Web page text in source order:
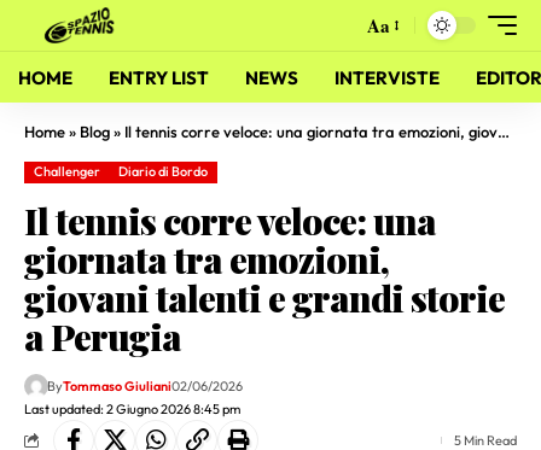
Aa
HOME ENTRY LIST NEWS INTERVISTE
Home» Blog» Il tennis corre veloce: una giornata tra emozioni, giovani talenti e grandi storie a Perugia
Challenger Diario di Bordo
Il tennis corre veloce: una
giornata tra emozioni,
giovani talenti e grandi storie
a Perugia
Last updated: 2 Giugno 2026 8:45 pm
ByTommaso Giuliani02/06/2026
5 Min Read